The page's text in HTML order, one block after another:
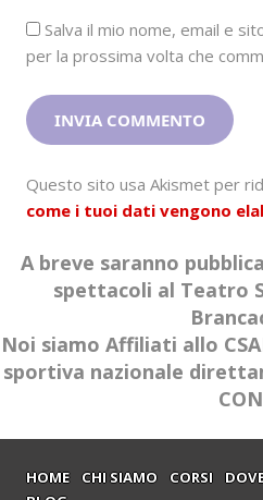
Salva il mio nome, email e
per la prossima volta che
Questo sito usa Akismet per
come i tuoi dati vengono
A breve saranno
spettacoli al Teatro
Noi siamo Affiliati allo
sportiva nazionale
HOME CHI SIAMO CORSI